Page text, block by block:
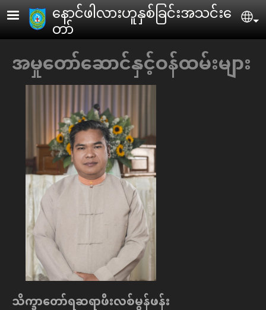
Skip to main content
ေနာင်ဖါလားဟူနှစ်ခြင်းအသင်းေ
တာ်
အမှုေတာ်ေဆာင်နှင့်ဝန်ထမ်းများ
သိက္ခာေတာ်ရဆရာဖီးလစ်မွန်ဖန်း